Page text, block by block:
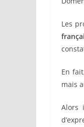
Les
En
mais
Alors